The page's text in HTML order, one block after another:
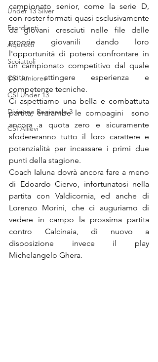
Under 13 Silver
Esordienti
Aquilotti
Scoiattoli
CSI Juniores
CSI Under 13
Divisione Regionale 3
CSI Allievi
campionato senior, come la serie D,
con roster formati quasi esclusivamente
da giovani cresciuti nelle file delle
proprie giovanili dando loro
l'opportunità di potersi confrontare in
un campionato competitivo dal quale
poter attingere esperienza e
competenze tecniche.
Ci aspettiamo una bella e combattuta
partita, entrambe le compagini  sono
ancora a quota zero e sicuramente
sfodereranno tutto il loro carattere e
potenzialità per incassare i primi due
punti della stagione.
Coach Ialuna dovrà ancora fare a meno
di Edoardo Ciervo, infortunatosi nella
partita con Valdicornia, ed anche di
Lorenzo Morini, che ci auguriamo di
vedere in campo la prossima partita
contro Calcinaia, di nuovo a
disposizione invece il play
Michelangelo Ghera.